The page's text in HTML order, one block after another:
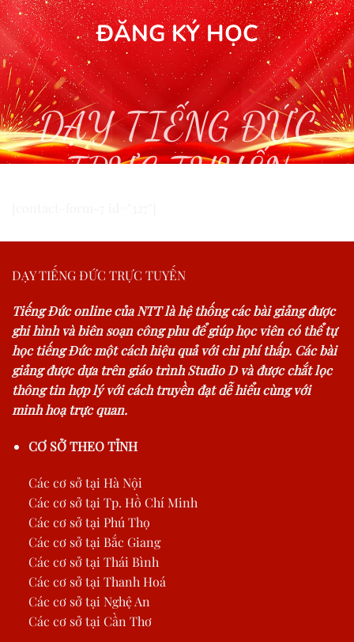
ĐĂNG KÝ HỌC
DẠY TIẾNG ĐỨC
TRỰC TUYẾN
DẠY TIẾNG ĐỨC TRỰC TUYẾN
Tiếng Đức online của NTT là hệ thống các bài giảng được
ghi hình và biên soạn công phu để giúp học viên có thể tự
học tiếng Đức một cách hiệu quả với chi phí thấp. Các bài
giảng được dựa trên giáo trình Studio D và được chắt lọc
thông tin hợp lý với cách truyền đạt dễ hiểu cùng với
minh hoạ trực quan.
CƠ SỞ THEO TỈNH
Các cơ sở tại Hà Nội
Các cơ sở tại Tp. Hồ Chí Minh
Các cơ sở tại Phú Thọ
Các cơ sở tại Bắc Giang
Các cơ sở tại Thái Bình
Các cơ sở tại Thanh Hoá
Các cơ sở tại Nghệ An
Các cơ sở tại Cần Thơ